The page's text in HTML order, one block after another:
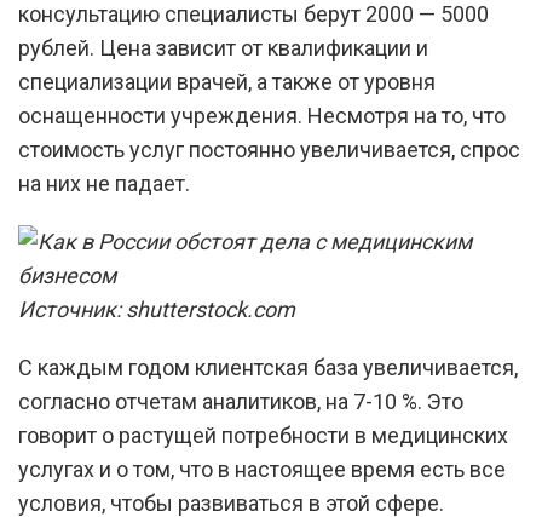
консультацию специалисты берут 2000 — 5000
рублей. Цена зависит от квалификации и
специализации врачей, а также от уровня
оснащенности учреждения. Несмотря на то, что
стоимость услуг постоянно увеличивается, спрос
на них не падает.
Источник: shutterstock.com
С каждым годом клиентская база увеличивается,
согласно отчетам аналитиков, на 7-10 %. Это
говорит о растущей потребности в медицинских
услугах и о том, что в настоящее время есть все
условия, чтобы развиваться в этой сфере.